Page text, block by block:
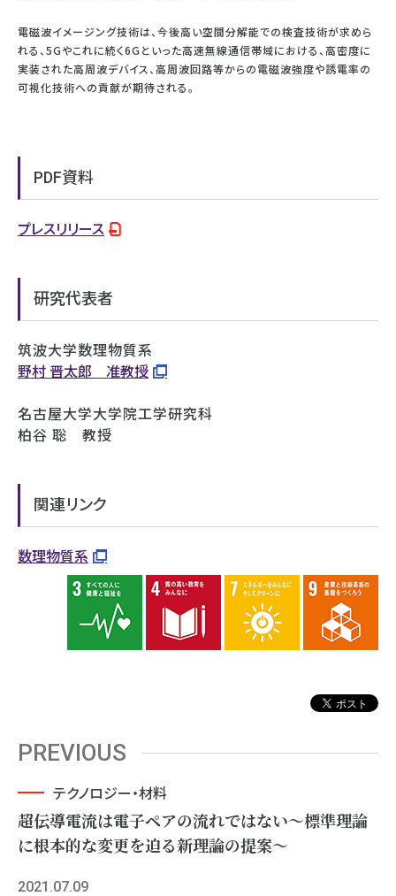
電磁波イメージング技術は、今後高い空間分解能での検査技術が求めら
れる、5Gやこれに続く6Gといった高速無線通信帯域における、高密度に
実装された高周波デバイス、高周波回路等からの電磁波強度や誘電率の
可視化技術への貢献が期待される。
PDF資料
プレスリリース
研究代表者
筑波大学数理物質系
野村 晋太郎 准教授
名古屋大学大学院工学研究科
柏谷 聡 教授
関連リンク
数理物質系
PREVIOUS
テクノロジー・材料
超伝導電流は電子ペアの流れではない～標準理論
に根本的な変更を迫る新理論の提案～
2021.07.09